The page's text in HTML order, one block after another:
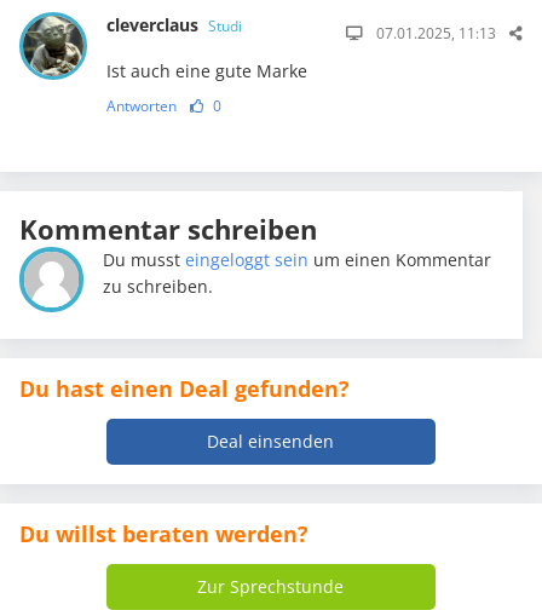
cleverclaus Studi 07.01.2025, 11:13
Ist auch eine gute Marke
Antworten 0
Kommentar schreiben
Du mussteingeloggt sein um einen Kommentar
zu schreiben.
Du hast einen Deal gefunden?
Deal einsenden
Du willst beraten werden?
Zur Sprechstunde